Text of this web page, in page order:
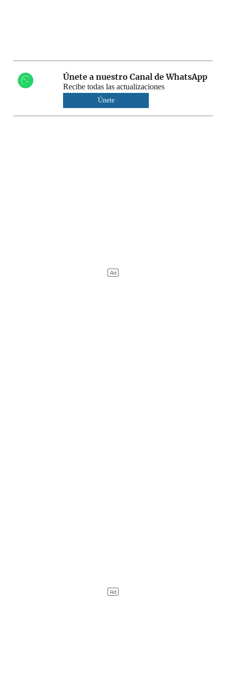
Únete a nuestro Canal de WhatsApp
Recibe todas las actualizaciones
Únete